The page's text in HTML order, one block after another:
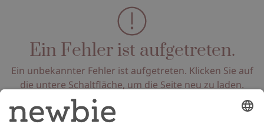
Ein Fehler ist aufgetreten.
Ein unbekannter Fehler ist aufgetreten. Klicken Sie auf
die untere Schaltfläche, um die Seite neu zu laden.
Seite neu laden